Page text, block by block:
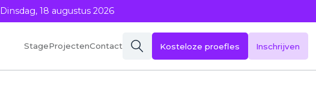
Dinsdag, 18 augustus 2026
StageProjectenContact Kosteloze proefles Inschrijven